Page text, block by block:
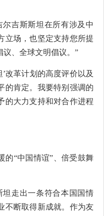
吉斯斯坦在所有涉及中
立场，也坚定支持您所提
议、全球文明倡议。”
改革计划的高度评价以及
的肯定。我要特别强调的
的大力支持和对合作进程
的“中国情谊”、倍受鼓舞
走出一条符合本国国情
不断取得新成就。作为友